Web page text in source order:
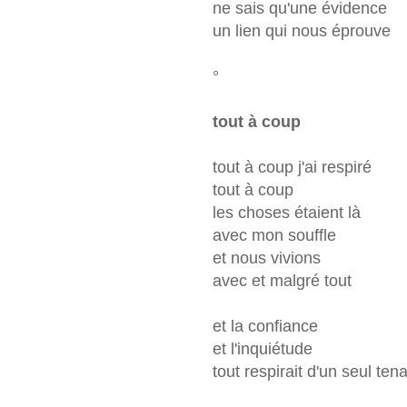
ne sais qu'une évidence
un lien qui nous éprouve
°
tout à coup
tout à coup j'ai respiré
tout à coup
les choses étaient là
avec mon souffle
et nous vivions
avec et malgré tout
et la confiance
et l'inquiétude
tout respirait d'un seul